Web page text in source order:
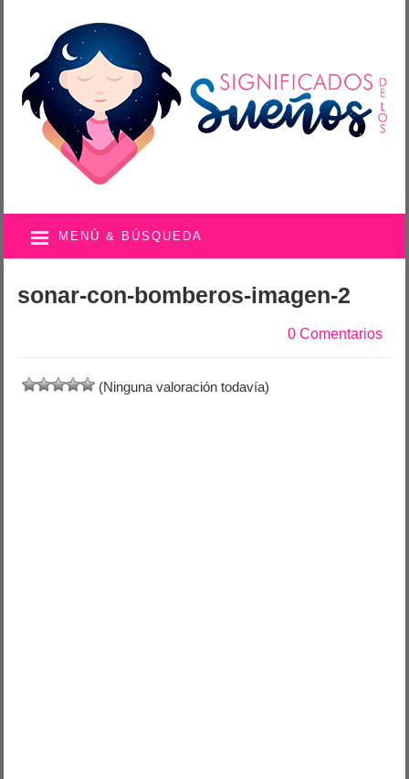
MENÚ & BÚSQUEDA
sonar-con-bomberos-imagen-2
0 Comentarios
(Ninguna valoración todavía)